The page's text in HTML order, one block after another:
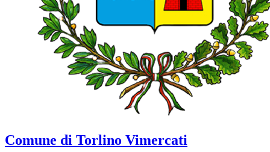
Comune di Torlino Vimercati